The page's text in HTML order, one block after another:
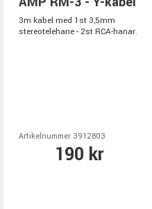
3m kabel med 1st 3,5mm
stereotelehane - 2st RCA-hanar.
Artikelnummer 3912803
190 kr